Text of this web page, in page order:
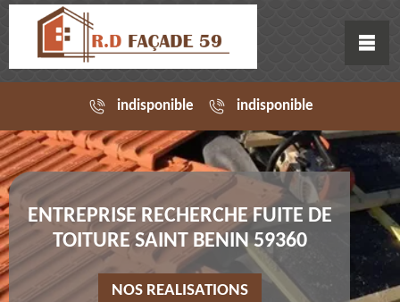
indisponible indisponible
ENTREPRISE RECHERCHE FUITE DE
TOITURE SAINT BENIN 59360
NOS REALISATIONS